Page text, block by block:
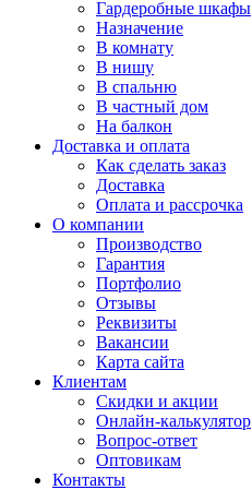
Гардеробные шкафы
Назначение
В комнату
В нишу
В спальню
В частный дом
На балкон
Доставка и оплата
Как сделать заказ
Доставка
Оплата и рассрочка
О компании
Производство
Гарантия
Портфолио
Отзывы
Реквизиты
Вакансии
Карта сайта
Клиентам
Скидки и акции
Онлайн-калькулятор
Вопрос-ответ
Оптовикам
Контакты